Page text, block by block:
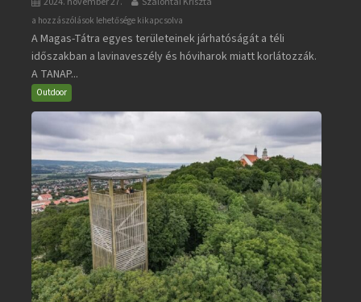
A
Magas-
Tátra
járható
turistaútjai
bejegyzéshez
a hozzászólások lehetősége kikapcsolva
A Magas-Tátra egyes területeinek járhatóságát a téli
időszakban a lavinaveszély és hóviharok miatt korlátozzák.
A TANAP...
Outdoor